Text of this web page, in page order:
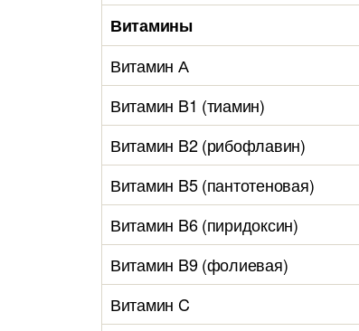
Витамины
Витамин А
Витамин B1 (тиамин)
Витамин B2 (рибофлавин)
Витамин B5 (пантотеновая)
Витамин B6 (пиридоксин)
Витамин B9 (фолиевая)
Витамин C